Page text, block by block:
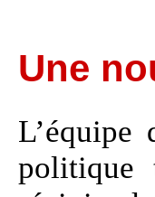
Une
politique